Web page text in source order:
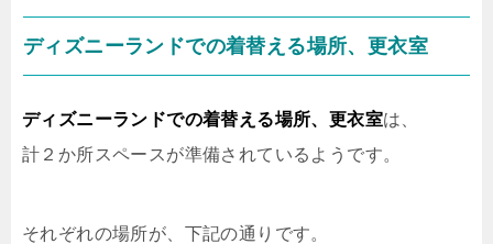
ディズニーランドでの着替える場所、更衣室
ディズニーランドでの着替える場所、更衣室は、
計２か所スペースが準備されているようです。
それぞれの場所が、下記の通りです。